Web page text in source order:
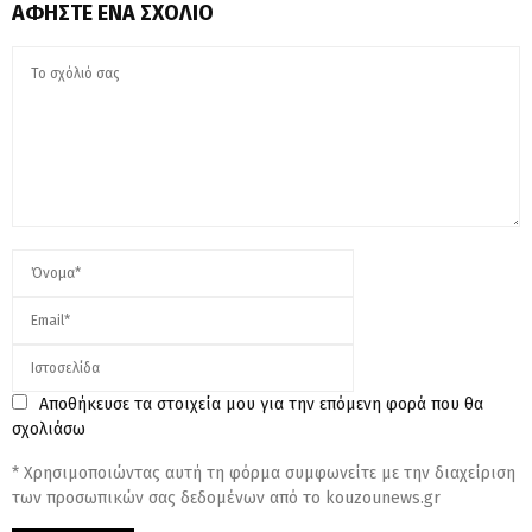
ΑΦΉΣΤΕ ΈΝΑ ΣΧΌΛΙΟ
Αποθήκευσε τα στοιχεία μου για την επόμενη φορά που θα
σχολιάσω
* Χρησιμοποιώντας αυτή τη φόρμα συμφωνείτε με την διαχείριση
των προσωπικών σας δεδομένων από το kouzounews.gr